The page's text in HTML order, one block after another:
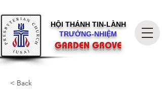
HỘI THÁNH TIN-LÀNH
TRƯỞNG-NHIỆM
GARDEN GROVE
< Back